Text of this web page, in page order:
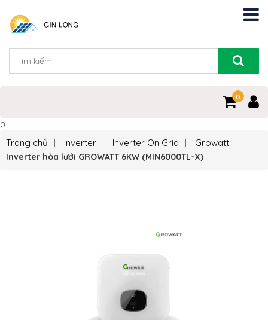
0
0
Trang chủ Inverter Inverter On Grid Growatt
Inverter hòa lưới GROWATT 6KW (MIN6000TL-X)